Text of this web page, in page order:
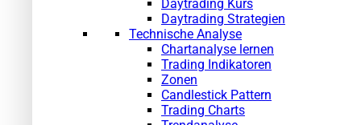
Daytrading Kurs
Daytrading Strategien
Technische Analyse
Chartanalyse lernen
Trading Indikatoren
Zonen
Candlestick Pattern
Trading Charts